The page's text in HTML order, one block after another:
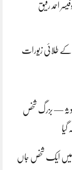
احمد رفیق
ڈکیتی‘ڈاکو1 کروڑ کے طلائی زیورات
— بزرگ شخص
میں ایک شخص جاں